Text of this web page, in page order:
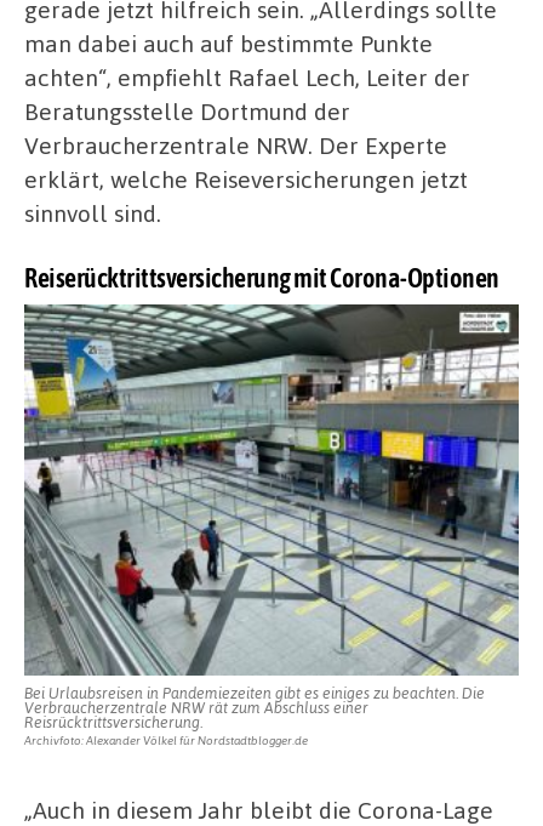
gerade jetzt hilfreich sein. „Allerdings sollte
man dabei auch auf bestimmte Punkte
achten“, empfiehlt Rafael Lech, Leiter der
Beratungsstelle Dortmund der
Verbraucherzentrale NRW. Der Experte
erklärt, welche Reiseversicherungen jetzt
sinnvoll sind.
Reiserücktrittsversicherung mit Corona-Optionen
Bei Urlaubsreisen in Pandemiezeiten gibt es einiges zu beachten. Die
Verbraucherzentrale NRW rät zum Abschluss einer
Reisrücktrittsversicherung.
Archivfoto: Alexander Völkel für Nordstadtblogger.de
„Auch in diesem Jahr bleibt die Corona-Lage